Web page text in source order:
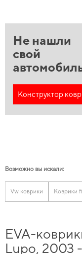
Не нашли
свой
Конструктор
Возможно вы искали:
Vw коврики Коврики
EVA-
Lupo, 2003